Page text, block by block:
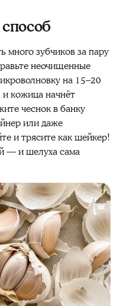
много зубчиков за пару
неочищенные
на 15–20
кожица начнёт
чеснок в банку
или даже
и трясите как шейкер!
— и шелуха сама